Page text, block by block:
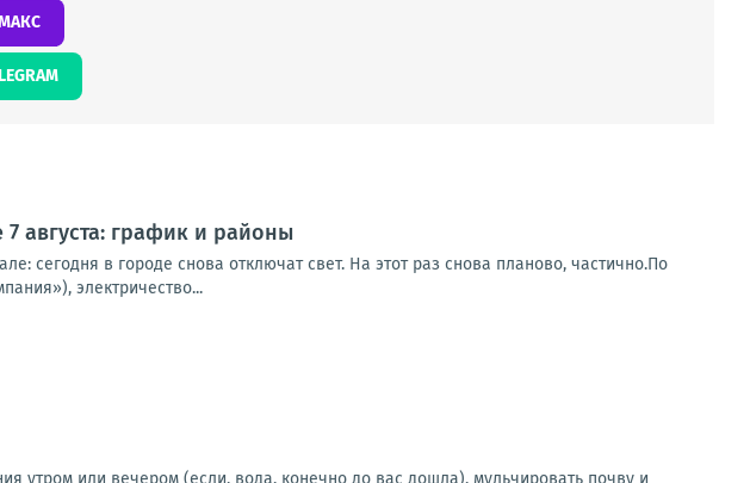
августа: график и районы
сегодня в городе снова отключат свет. На этот раз снова планово, частично.По
электричество...
утром или вечером (если, вода, конечно до вас дошла), мульчировать почву и